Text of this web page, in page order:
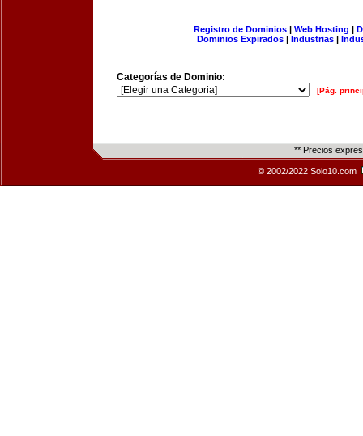
Registro de Dominios| Web Hosting |
Dominios Expirados | Industrias |
Categorías de Dominio:
[Pág.
** Precios
© 2002/2022 Solo10.com